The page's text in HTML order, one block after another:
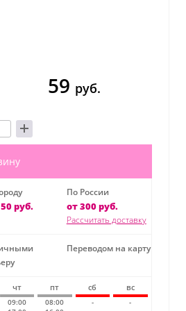
59 руб.
руб.
По России
от 300 руб.
Рассчитать доставку
Переводом на карту
чт пт сб вс
09:00
08:00
-
-